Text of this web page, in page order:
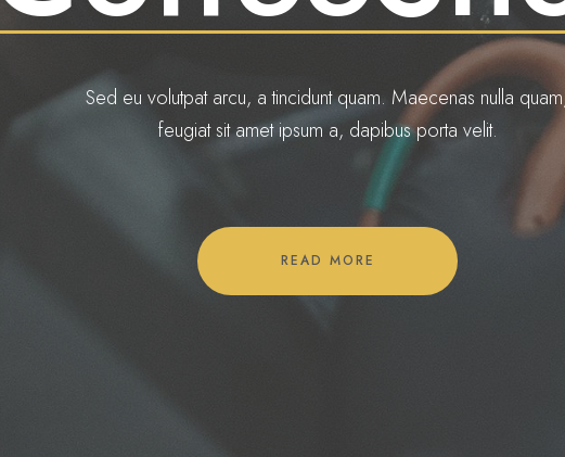
Sed eu volutpat arcu, a tincidunt quam. Maecenas nulla
feugiat sit amet ipsum a, dapibus porta velit.
READ MORE